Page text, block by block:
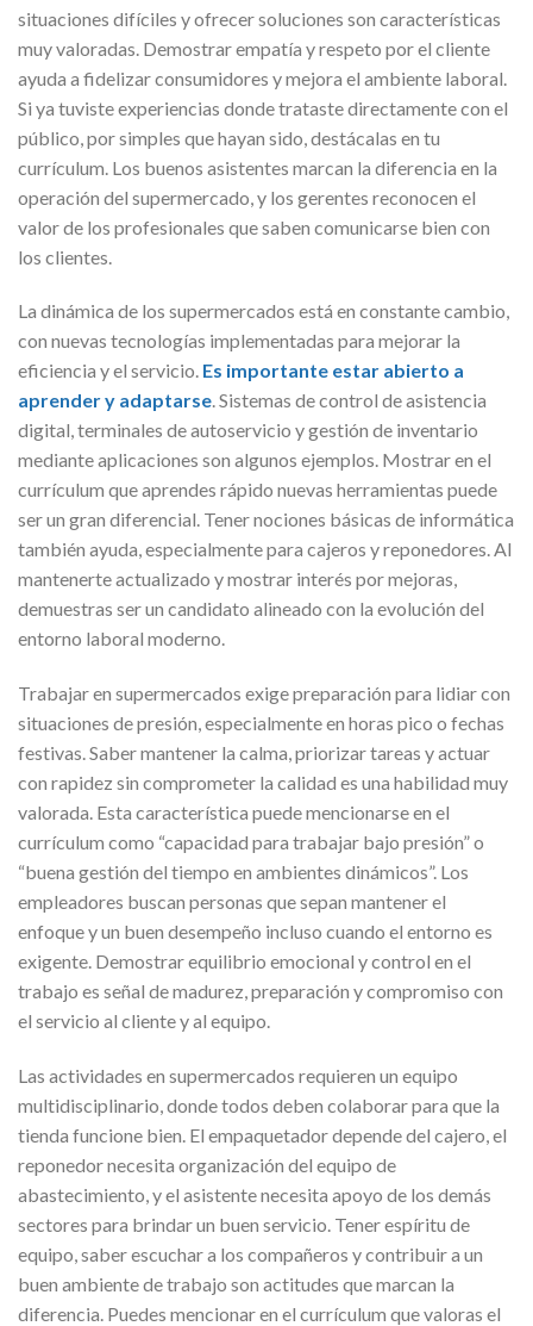
situaciones difíciles y ofrecer soluciones son características
muy valoradas. Demostrar empatía y respeto por el cliente
ayuda a fidelizar consumidores y mejora el ambiente laboral.
Si ya tuviste experiencias donde trataste directamente con el
público, por simples que hayan sido, destácalas en tu
currículum. Los buenos asistentes marcan la diferencia en la
operación del supermercado, y los gerentes reconocen el
valor de los profesionales que saben comunicarse bien con
los clientes.
La dinámica de los supermercados está en constante cambio,
con nuevas tecnologías implementadas para mejorar la
eficiencia y el servicio. Es importante estar abierto a
aprender y adaptarse. Sistemas de control de asistencia
digital, terminales de autoservicio y gestión de inventario
mediante aplicaciones son algunos ejemplos. Mostrar en el
currículum que aprendes rápido nuevas herramientas puede
ser un gran diferencial. Tener nociones básicas de informática
también ayuda, especialmente para cajeros y reponedores. Al
mantenerte actualizado y mostrar interés por mejoras,
demuestras ser un candidato alineado con la evolución del
entorno laboral moderno.
Trabajar en supermercados exige preparación para lidiar con
situaciones de presión, especialmente en horas pico o fechas
festivas. Saber mantener la calma, priorizar tareas y actuar
con rapidez sin comprometer la calidad es una habilidad muy
valorada. Esta característica puede mencionarse en el
currículum como “capacidad para trabajar bajo presión” o
“buena gestión del tiempo en ambientes dinámicos”. Los
empleadores buscan personas que sepan mantener el
enfoque y un buen desempeño incluso cuando el entorno es
exigente. Demostrar equilibrio emocional y control en el
trabajo es señal de madurez, preparación y compromiso con
el servicio al cliente y al equipo.
Las actividades en supermercados requieren un equipo
multidisciplinario, donde todos deben colaborar para que la
tienda funcione bien. El empaquetador depende del cajero, el
reponedor necesita organización del equipo de
abastecimiento, y el asistente necesita apoyo de los demás
sectores para brindar un buen servicio. Tener espíritu de
equipo, saber escuchar a los compañeros y contribuir a un
buen ambiente de trabajo son actitudes que marcan la
diferencia. Puedes mencionar en el currículum que valoras el